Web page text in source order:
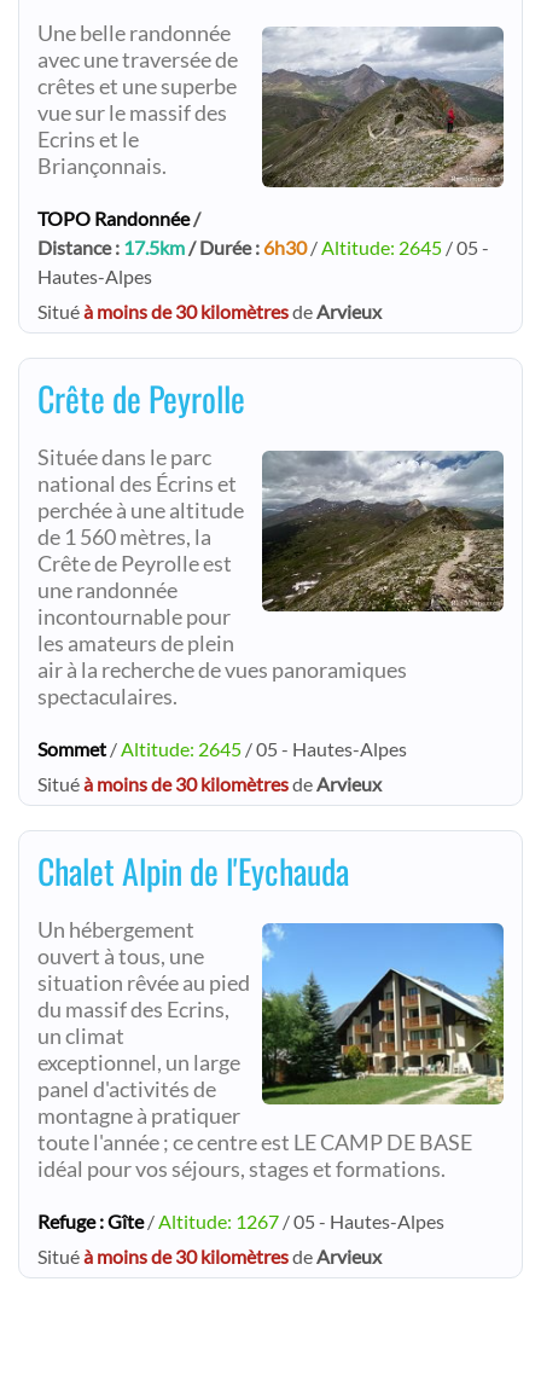
Une belle randonnée
avec une traversée de
crêtes et une superbe
vue sur le massif des
Ecrins et le
Briançonnais.
TOPO Randonnée/
Distance : 17.5km / Durée : 6h30/ Altitude: 2645 / 05 -
Hautes-Alpes
Situéà moins de 30 kilomètresde Arvieux
Crête de Peyrolle
Située dans le parc
national des Écrins et
perchée à une altitude
de 1 560 mètres, la
Crête de Peyrolle est
une randonnée
incontournable pour
les amateurs de plein
air à la recherche de vues panoramiques
spectaculaires.
Sommet / Altitude: 2645 / 05 - Hautes-Alpes
Situéà moins de 30 kilomètresde Arvieux
Chalet Alpin de l'Eychauda
Un hébergement
ouvert à tous, une
situation rêvée au pied
du massif des Ecrins,
un climat
exceptionnel, un large
panel d'activités de
montagne à pratiquer
toute l'année ; ce centre est LE CAMP DE BASE
idéal pour vos séjours, stages et formations.
Refuge : Gîte/ Altitude: 1267 / 05 - Hautes-Alpes
Situéà moins de 30 kilomètresde Arvieux